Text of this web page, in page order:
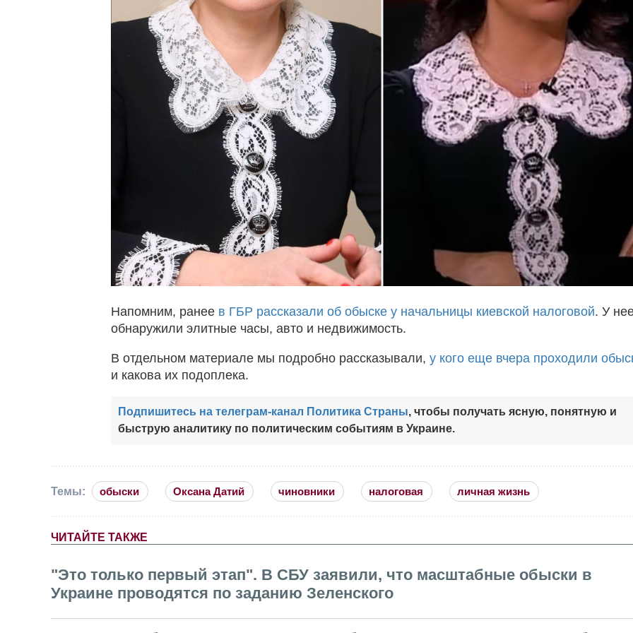
Напомним, ранее в ГБР рассказали об обыске у начальницы киевской налоговой. У
обнаружили элитные часы, авто и недвижимость.
В отдельном материале мы подробно рассказывали,у кого еще вчера проходили
и какова их подоплека.
Подпишитесь на телеграм-канал Политика Страны, чтобы получать ясную, понятную и
быструю аналитику по политическим событиям в Украине.
Темы: обыски Оксана Датий чиновники налоговая личная жизнь
ЧИТАЙТЕ ТАКЖЕ
"Это только первый этап". В СБУ заявили, что масштабные обыски в
Украине проводятся по заданию Зеленского